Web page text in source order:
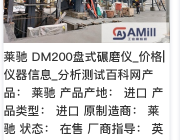
莱驰 DM200盘式碾磨仪_价格|
仪器信息_分析测试百科网产
品： 莱驰 产品产地： 进口 产
品类型： 进口 原制造商： 莱
驰 状态： 在售 厂商指导： 英